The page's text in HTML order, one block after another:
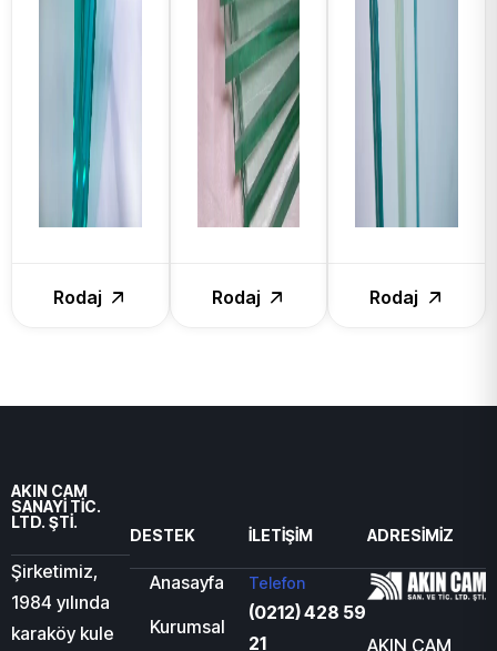
Rodaj Rodaj Rodaj
AKIN CAM
SANAYİ TİC.
LTD. ŞTİ.
Şirketimiz,
1984 yılında
karaköy kule
DESTEK
Anasayfa
Kurumsal
İLETIŞIM
Telefon
(0212) 428 59
21
ADRESIMIZ
AKIN CAM